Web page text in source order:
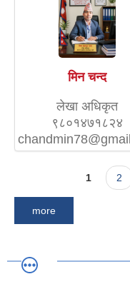
मिन चन्द
लेखा अधिकृत
९८०१४७१८२४
1 2
more